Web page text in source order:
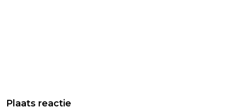
Plaats reactie